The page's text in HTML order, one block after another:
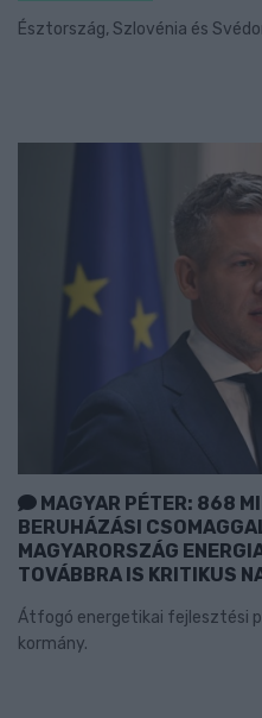
Észtország, Szlovénia és
MAGYAR PÉTER: 868
BERUHÁZÁSI
MAGYARORSZÁG
TOVÁBBRA IS KRITIKUS
Átfogó energetikai fejlesztési
kormány.